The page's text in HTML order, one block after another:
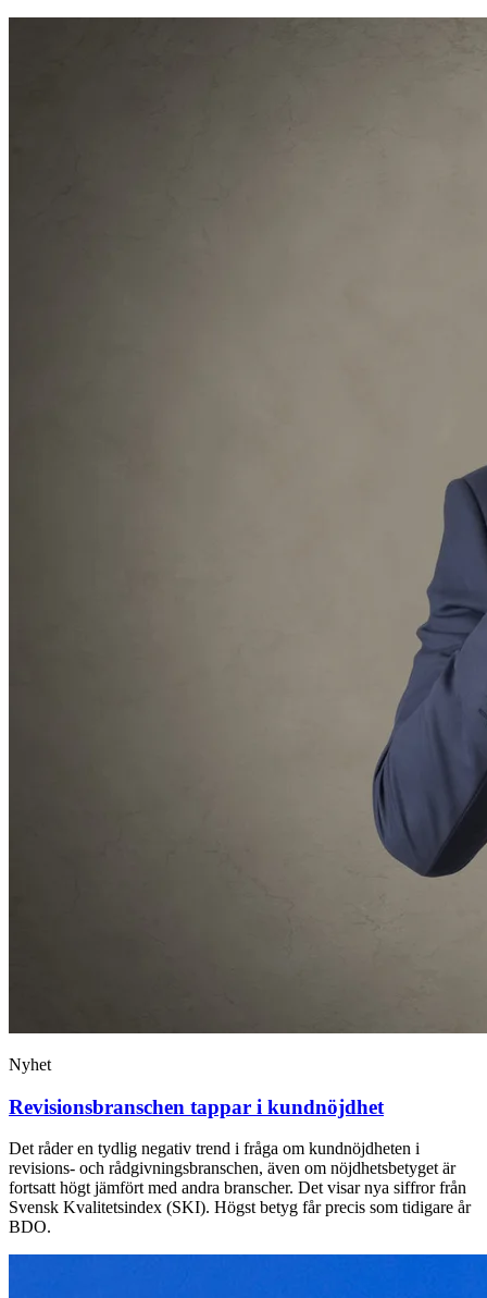
Nyhet
Revisionsbranschen tappar i kundnöjdhet
Det råder en tydlig negativ trend i fråga om kundnöjdheten i
revisions- och rådgivningsbranschen, även om nöjdhetsbetyget är
fortsatt högt jämfört med andra branscher. Det visar nya siffror från
Svensk Kvalitetsindex (SKI). Högst betyg får precis som tidigare år
BDO.